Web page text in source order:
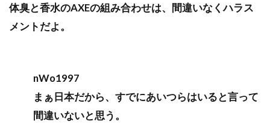
体臭と香水のAXEの組み合わせは、間違いなくハラス
メントだよ。
nWo1997
まぁ日本だから、すでにあいつらはいると言って
間違いないと思う。